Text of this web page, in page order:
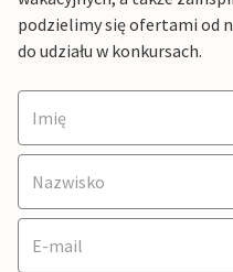
podzielimy się ofertami od
do udziału w konkursach.